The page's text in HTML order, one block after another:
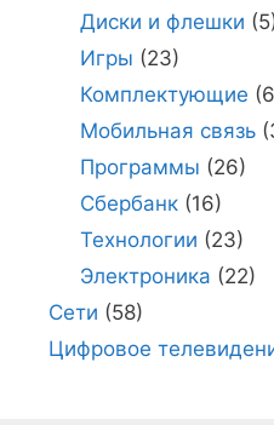
Диски и флешки
Игры (23)
Комплектующие
Мобильная связь
Программы (26)
Сбербанк(16)
Технологии (23)
Электроника (22)
Сети (58)
Цифровое